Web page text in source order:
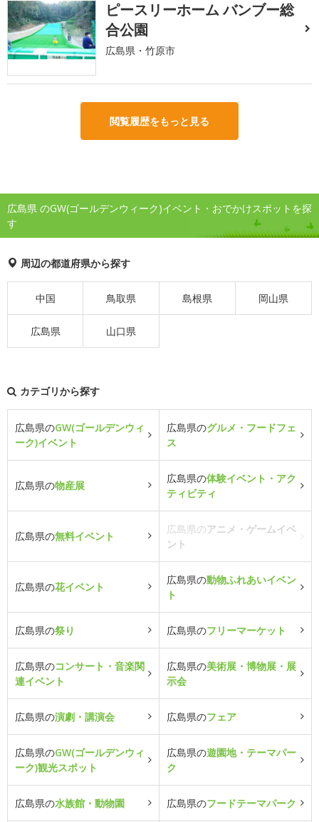
ピースリーホーム バンブー総
合公園
広島県・竹原市
閲覧履歴をもっと見る
広島県 のGW(ゴールデンウィーク)イベント・おでかけスポットを探
す
周辺の都道府県から探す
中国 鳥取県 島根県 岡山県
広島県 山口県
カテゴリから探す
広島県のGW(ゴールデンウィ
ーク)イベント
広島県のグルメ・フードフェ
ス
広島県の物産展
広島県の体験イベント・アク
ティビティ
広島県の無料イベント
広島県のアニメ・ゲームイベ
ント
広島県の花イベント
広島県の動物ふれあいイベン
ト
広島県の祭り 広島県のフリーマーケット
広島県のコンサート・音楽関
連イベント
広島県の美術展・博物展・展
示会
広島県の演劇・講演会 広島県のフェア
広島県のGW(ゴールデンウィ
ーク)観光スポット
広島県の遊園地・テーマパー
ク
広島県の水族館・動物園 広島県のフードテーマパーク